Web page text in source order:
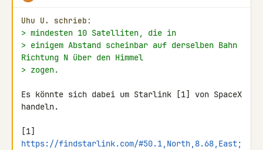
Uhu U. schrieb:
> mindesten 10 Satelliten, die in
> einigem Abstand scheinbar auf derselben Bahn
Richtung N über den Himmel
> zogen.
Es könnte sich dabei um Starlink [1] von SpaceX
handeln.
https://findstarlink.com/#50.1,North,8.68,East;